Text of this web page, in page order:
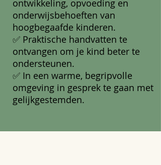
ontwikkeling, opvoeding en
onderwijsbehoeften van
hoogbegaafde kinderen.
✅ Praktische handvatten te
ontvangen om je kind beter te
ondersteunen.
✅ In een warme, begripvolle
omgeving in gesprek te gaan met
gelijkgestemden.